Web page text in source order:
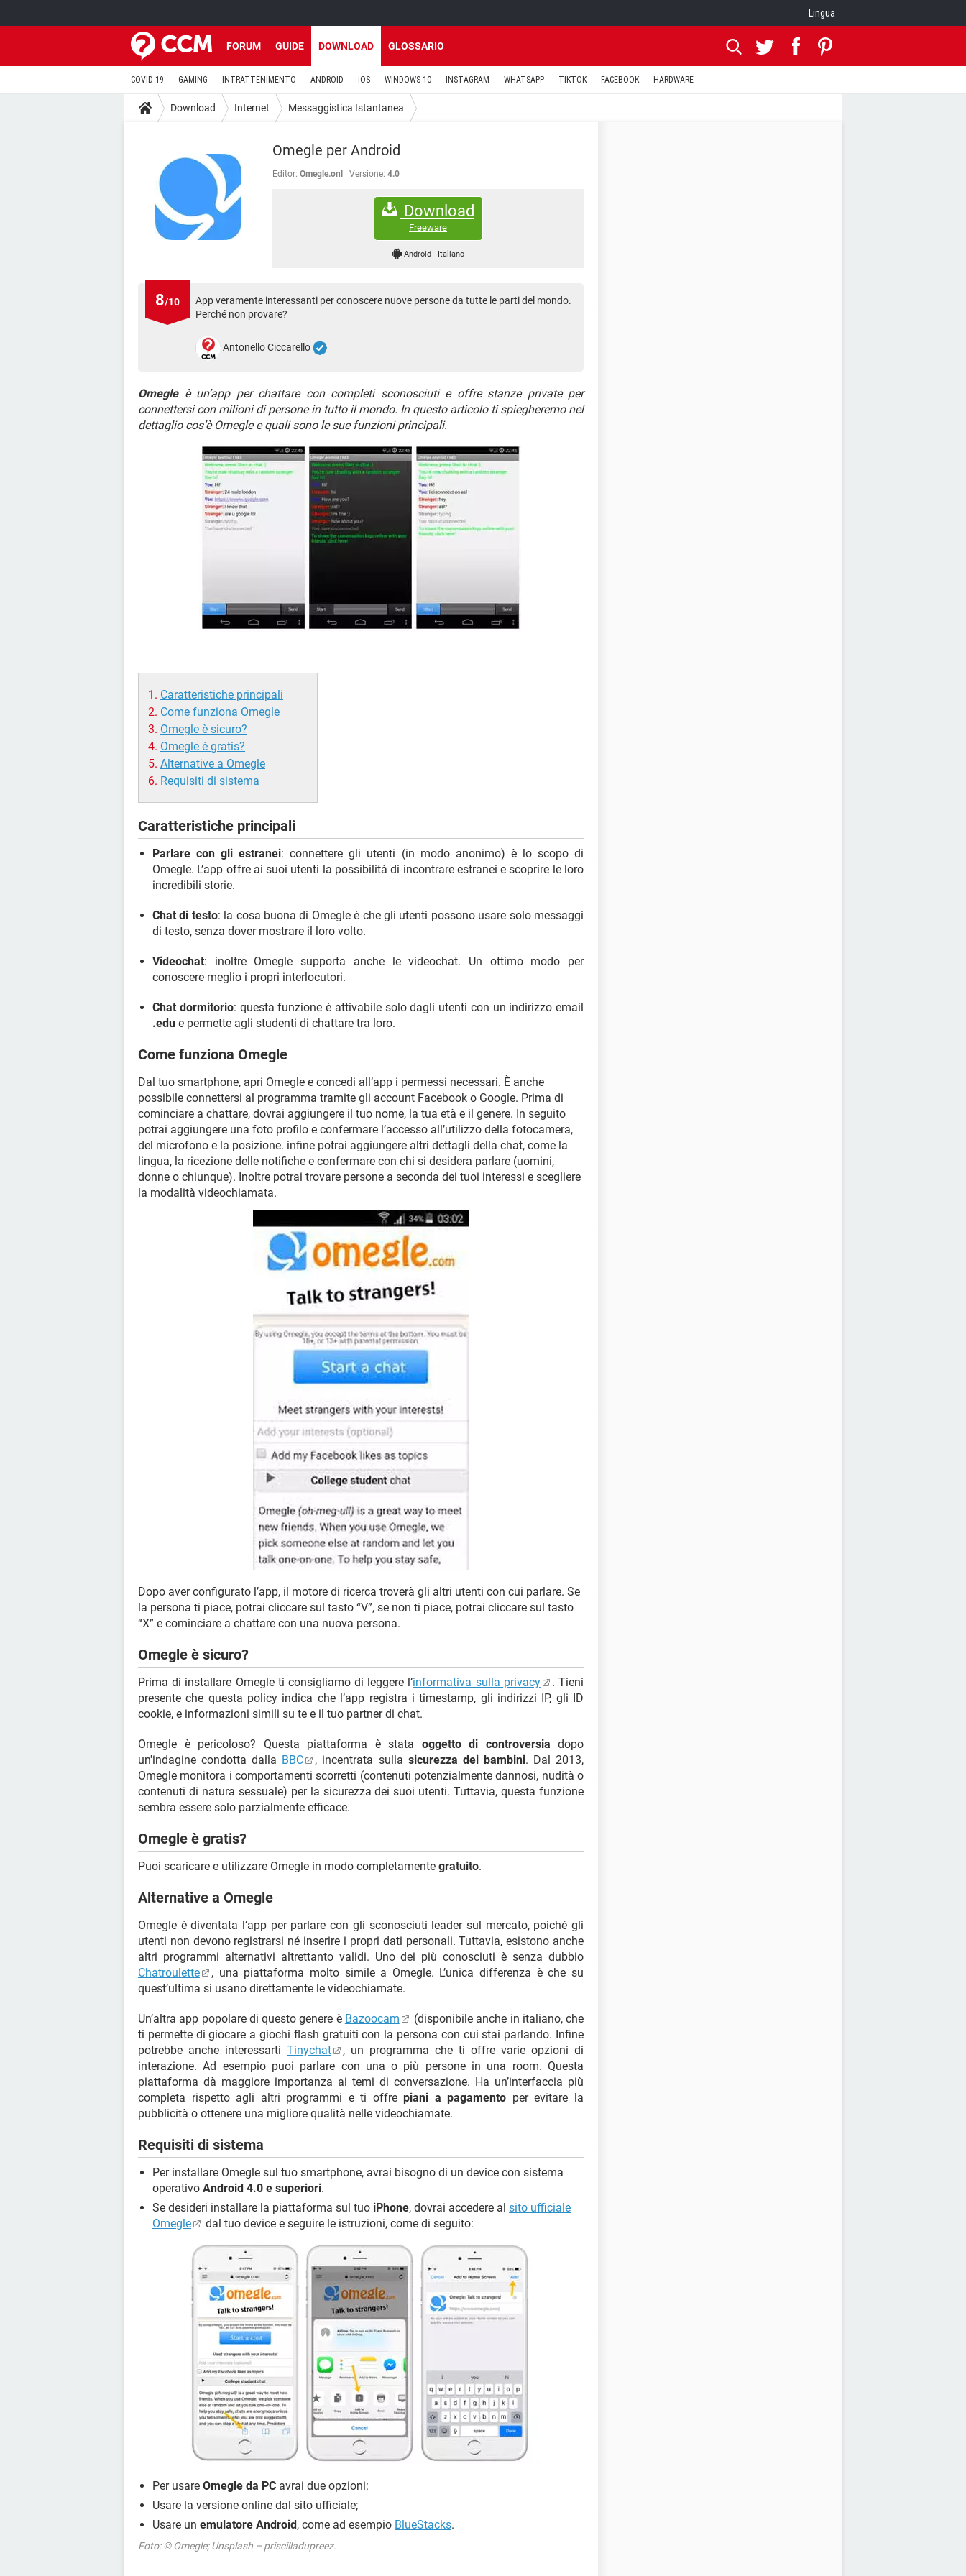
Lingua
FORUM GUIDE DOWNLOAD GLOSSARIO
COVID-19 GAMING INTRATTENIMENTO ANDROID iOS WINDOWS 10 INSTAGRAM WHATSAPP TIKTOK FACEBOOK HARDWARE
Download Internet Messaggistica Istantanea
Omegle per Android
Editor: Omegle.onl Versione: 4.0
Download
Freeware
Android- Italiano
8/10
App veramente interessanti per conoscere nuove persone da tutte le parti del mondo.
Perché non provare?
Antonello Ciccarello
Omegleè un’app per chattare con completi sconosciuti e offre stanze private per
connettersi con milioni di persone in tutto il mondo. In questo articolo ti spiegheremo nel
dettaglio cos’è Omegle e quali sono le sue funzioni principali.
Caratteristiche principali
Come funziona Omegle
Omegle è sicuro?
Omegle è gratis?
Alternative a Omegle
Requisiti di sistema
Caratteristiche principali
Parlare con gli estranei: connettere gli utenti (in modo anonimo) è lo scopo di
Omegle. L’app offre ai suoi utenti la possibilità di incontrare estranei e scoprire le loro
incredibili storie.
Chat di testo: la cosa buona di Omegle è che gli utenti possono usare solo messaggi
di testo, senza dover mostrare il loro volto.
Videochat: inoltre Omegle supporta anche le videochat. Un ottimo modo per
conoscere meglio i propri interlocutori.
Chat dormitorio: questa funzione è attivabile solo dagli utenti con un indirizzo email
.edu e permette agli studenti di chattare tra loro.
Come funziona Omegle
Dal tuo smartphone, apri Omegle e concedi all’app i permessi necessari. È anche
possibile connettersi al programma tramite gli account Facebook o Google. Prima di
cominciare a chattare, dovrai aggiungere il tuo nome, la tua età e il genere. In seguito
potrai aggiungere una foto profilo e confermare l’accesso all’utilizzo della fotocamera,
del microfono e la posizione. infine potrai aggiungere altri dettagli della chat, come la
lingua, la ricezione delle notifiche e confermare con chi si desidera parlare (uomini,
donne o chiunque). Inoltre potrai trovare persone a seconda dei tuoi interessi e scegliere
la modalità videochiamata.
Dopo aver configurato l’app, il motore di ricerca troverà gli altri utenti con cui parlare. Se
la persona ti piace, potrai cliccare sul tasto “V”, se non ti piace, potrai cliccare sul tasto
“X” e cominciare a chattare con una nuova persona.
Omegle è sicuro?
Prima di installare Omegle ti consigliamo di leggere l’informativa sulla privacy
. Tieni
presente che questa policy indica che l’app registra i timestamp, gli indirizzi IP, gli ID
cookie, e informazioni simili su te e il tuo partner di chat.
Omegle è pericoloso? Questa piattaforma è stata oggetto di controversia dopo
un'indagine condotta dalla BBC , incentrata sulla sicurezza dei bambini. Dal 2013,
Omegle monitora i comportamenti scorretti (contenuti potenzialmente dannosi, nudità o
contenuti di natura sessuale) per la sicurezza dei suoi utenti. Tuttavia, questa funzione
sembra essere solo parzialmente efficace.
Omegle è gratis?
Puoi scaricare e utilizzare Omegle in modo completamente gratuito.
Alternative a Omegle
Omegle è diventata l’app per parlare con gli sconosciuti leader sul mercato, poiché gli
utenti non devono registrarsi né inserire i propri dati personali. Tuttavia, esistono anche
altri programmi alternativi altrettanto validi. Uno dei più conosciuti è senza dubbio
Chatroulette
, una piattaforma molto simile a Omegle. L’unica differenza è che su
quest’ultima si usano direttamente le videochiamate.
Un’altra app popolare di questo genere è Bazoocam
(disponibile anche in italiano, che
ti permette di giocare a giochi flash gratuiti con la persona con cui stai parlando. Infine
potrebbe anche interessarti Tinychat
, un programma che ti offre varie opzioni di
interazione. Ad esempio puoi parlare con una o più persone in una room. Questa
piattaforma dà maggiore importanza ai temi di conversazione. Ha un’interfaccia più
completa rispetto agli altri programmi e ti offrepiani a pagamento per evitare la
pubblicità o ottenere una migliore qualità nelle videochiamate.
Requisiti di sistema
Per installare Omegle sul tuo smartphone, avrai bisogno di un device con sistema
operativo Android 4.0 e superiori.
Se desideri installare la piattaforma sul tuo iPhone, dovrai accedere al sito ufficiale
Omegle
dal tuo device e seguire le istruzioni, come di seguito:
Per usare Omegle da PC avrai due opzioni:
Usare la versione online dal sito ufficiale;
Usare un emulatore Android , come ad esempio BlueStacks.
Foto: © Omegle; Unsplash – priscilladupreez.